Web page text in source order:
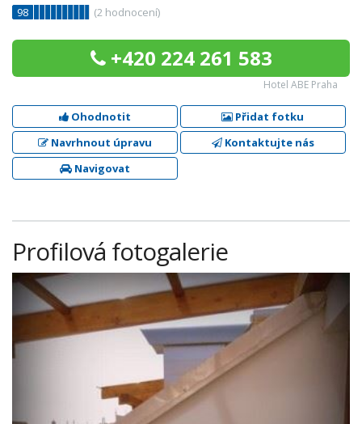
98
(2 hodnocení)
+420 224 261 583
Hotel ABE Praha
Ohodnotit
Přidat fotku
Navrhnout úpravu
Kontaktujte nás
Navigovat
Profilová fotogalerie